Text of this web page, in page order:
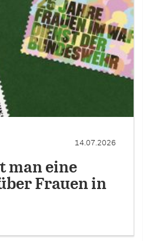
14.07.2026
man eine
Frauen in